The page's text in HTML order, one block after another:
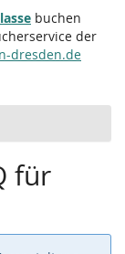
buchen
der
dresden.de
für